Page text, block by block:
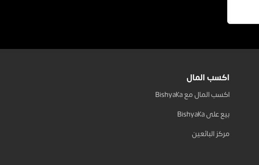
اكسب المال
اكسب المال مع Bishyaka
بيع على Bishyaka
مركز البائعين